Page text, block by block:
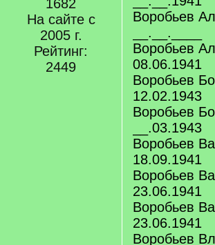
1682
На сайте с
2005 г.
Рейтинг:
2449
Воробьев
__.__.____
Воробьев
08.06.1941
Воробьев
12.02.1943
Воробьев
__.03.1943
Воробьев
18.09.1941
Воробьев
23.06.1941
Воробьев
23.06.1941
Воробьев